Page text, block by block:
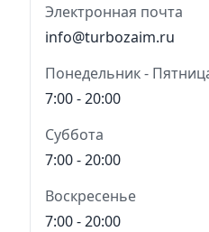
Электронная почта
info@turbozaim.ru
Понедельник -
7:00 - 20:00
Суббота
7:00 - 20:00
Воскресенье
7:00 - 20:00